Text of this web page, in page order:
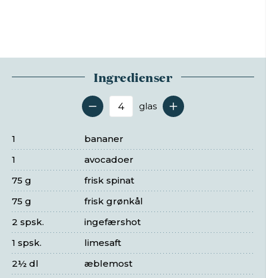
Ingredienser
Antal serveringer
glas
bananer
1
avocadoer
1
frisk spinat
75 g
frisk grønkål
75 g
ingefærshot
2 spsk.
limesaft
1 spsk.
æblemost
2½ dl